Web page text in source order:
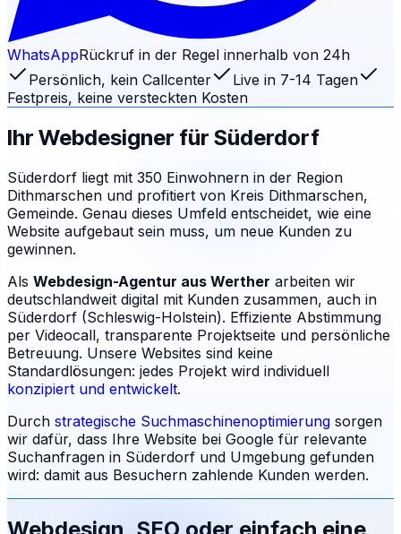
WhatsAppRückruf in der Regel innerhalb von 24h
Persönlich, kein Callcenter
Live in 7-14 Tagen
Festpreis, keine versteckten Kosten
Ihr Webdesigner für Süderdorf
Süderdorf liegt mit 350 Einwohnern in der Region
Dithmarschen und profitiert von Kreis Dithmarschen,
Gemeinde. Genau dieses Umfeld entscheidet, wie eine
Website aufgebaut sein muss, um neue Kunden zu
gewinnen.
Als Webdesign-Agentur aus Werther arbeiten wir
deutschlandweit digital mit Kunden zusammen, auch in
Süderdorf (Schleswig-Holstein). Effiziente Abstimmung
per Videocall, transparente Projektseite und persönliche
Betreuung. Unsere Websites sind keine
Standardlösungen: jedes Projekt wird individuell
konzipiert und entwickelt.
Durch strategische Suchmaschinenoptimierung sorgen
wir dafür, dass Ihre Website bei Google für relevante
Suchanfragen in Süderdorf und Umgebung gefunden
wird: damit aus Besuchern zahlende Kunden werden.
Webdesign, SEO oder einfach eine